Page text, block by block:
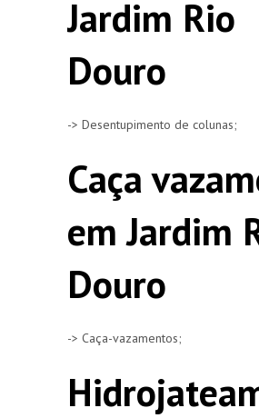
Jardim Rio
Douro
-> Desentupimento de colunas;
Caça
em Jardim
Douro
-> Caça-vazamentos;